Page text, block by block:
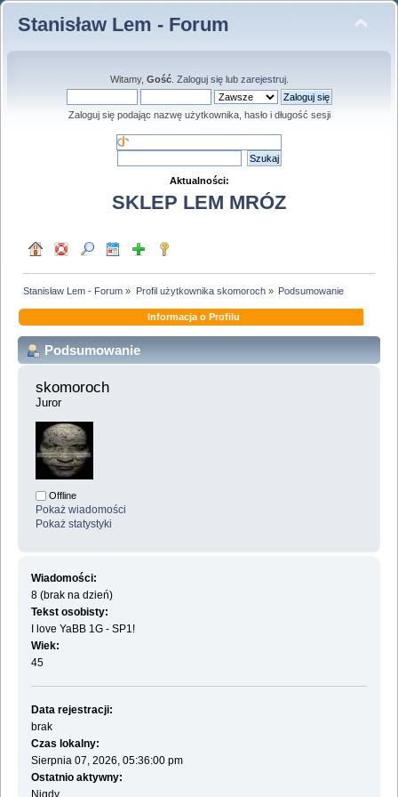
Stanisław Lem - Forum
Witamy, Gość. Zaloguj sięlub zarejestruj.
Zaloguj się podając nazwę użytkownika, hasło i długość sesji
Aktualności:
SKLEP LEM MRÓZ
Stanisław Lem - Forum » Profil użytkownika skomoroch» Podsumowanie
Informacja o Profilu
Podsumowanie
skomoroch
Juror
Offline
Pokaż wiadomości
Pokaż statystyki
Wiadomości:
8 (brak na dzień)
Tekst osobisty:
I love YaBB 1G - SP1!
Wiek:
45
Data rejestracji:
brak
Czas lokalny:
Sierpnia 07, 2026, 05:36:00 pm
Ostatnio aktywny:
Nigdy